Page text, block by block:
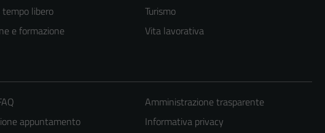
libero
e formazione
Turismo
Vita lavorativa
appuntamento
Amministrazione trasparente
Informativa privacy